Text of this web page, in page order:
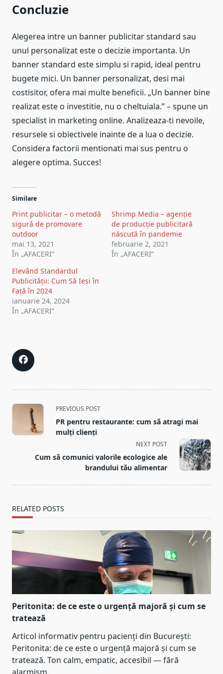
Concluzie
Alegerea intre un banner publicitar standard sau
unul personalizat este o decizie importanta. Un
banner standard este simplu si rapid, ideal pentru
bugete mici. Un banner personalizat, desi mai
costisitor, ofera mai multe beneficii. „Un banner bine
realizat este o investitie, nu o cheltuiala.” – spune un
specialist in marketing online. Analizeaza-ti nevoile,
resursele si obiectivele inainte de a lua o decizie.
Considera factorii mentionati mai sus pentru o
alegere optima. Succes!
Similare
Print publicitar – o metodă
sigură de promovare
outdoor
mai 13, 2021
În „AFACERI”
Shrimp Media – agenție
de producție publicitară
născută în pandemie
februarie 2, 2021
În „AFACERI”
Elevând Standardul
Publicității: Cum Să Ieși în
Față în 2024
ianuarie 24, 2024
În „AFACERI”
<span
class="nav-
subtitle
reader-
PREVIOUS POST
PR pentru restaurante: cum să atragi mai
mulți clienți
NEXT POST
Cum să comunici valorile ecologice ale
brandului tău alimentar
RELATED POSTS
Peritonita: de ce este o urgență majoră și cum se
tratează
Articol informativ pentru pacienți din București:
Peritonita: de ce este o urgență majoră și cum se
tratează. Ton calm, empatic, accesibil — fără